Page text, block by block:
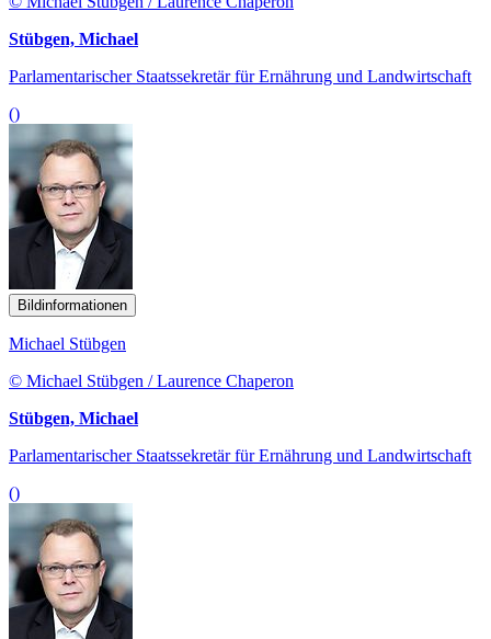
Stübgen, Michael
Parlamentarischer Staatssekretär für Ernährung und Landwirtschaft
()
Bildinformationen
Michael Stübgen
© Michael Stübgen / Laurence Chaperon
Stübgen, Michael
Parlamentarischer Staatssekretär für Ernährung und Landwirtschaft
()